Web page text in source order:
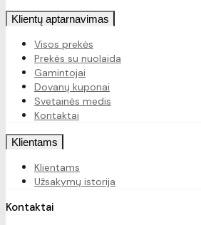
Klientų aptarnavimas
Visos prekės
Prekės su nuolaida
Gamintojai
Dovanų kuponai
Svetainės medis
Kontaktai
Klientams
Klientams
Užsakymų istorija
Kontaktai